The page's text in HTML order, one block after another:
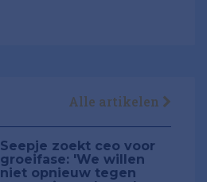
Alle artikelen
Seepje zoekt ceo voor
groeifase: 'We willen
niet opnieuw tegen